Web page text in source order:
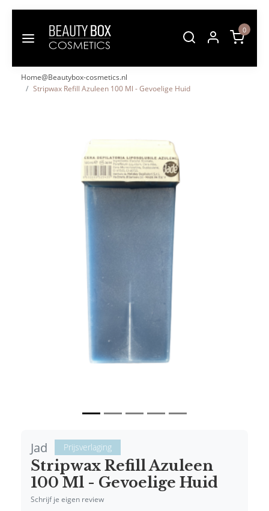
0
Home@Beautybox-cosmetics.nl
Stripwax Refill Azuleen 100 Ml - Gevoelige Huid
Jad Prijsverlaging
Stripwax Refill Azuleen
100 Ml - Gevoelige Huid
Schrijf je eigen review